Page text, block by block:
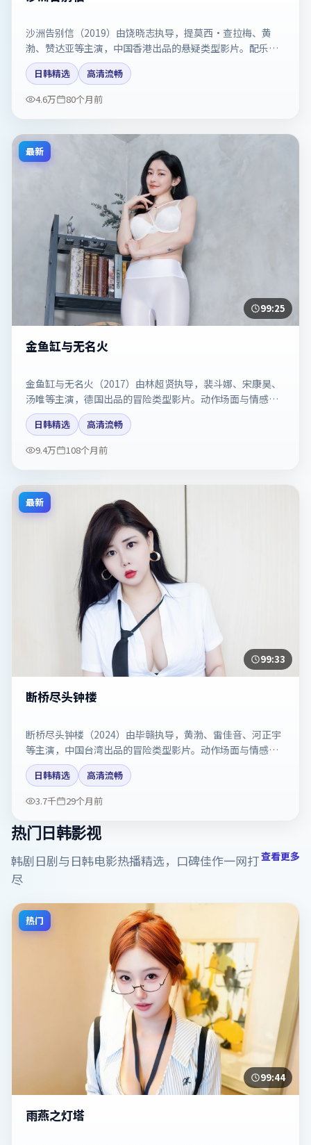
沙洲告别信（2019）由饶晓志执导，提莫西·查拉梅、黄
渤、赞达亚等主演，中国香港出品的悬疑类型影片。配乐与
剪辑强化了宿命感。剧情简介与主创信息可供检索参考，上
映日期以片方资料为准。
日韩精选
高清流畅
4.6万
80个月前
最新
99:25
金鱼缸与无名火
金鱼缸与无名火（2017）由林超贤执导，裴斗娜、宋康昊、
汤唯等主演，德国出品的冒险类型影片。动作场面与情感戏
比例拿捏得当。剧情简介与主创信息可供检索参考，上映日
期以片方资料为准。
日韩精选
高清流畅
9.4万
108个月前
最新
99:33
断桥尽头钟楼
断桥尽头钟楼（2024）由毕赣执导，黄渤、雷佳音、河正宇
等主演，中国台湾出品的冒险类型影片。动作场面与情感戏
比例拿捏得当。剧情简介与主创信息可供检索参考，上映日
期以片方资料为准。
日韩精选
高清流畅
3.7千
29个月前
热门日韩影视
韩剧日剧与日韩电影热播精选，口碑佳作一网打
尽
查看更多
热门
99:44
雨燕之灯塔